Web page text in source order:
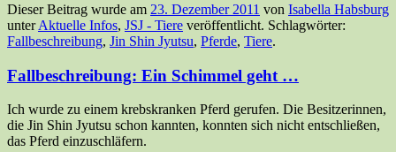
Dieser Beitrag wurde am 23. Dezember 2011 von Isabella Habsburg
unterAktuelle Infos, JSJ - Tiere veröffentlicht. Schlagwörter:
Fallbeschreibung, Jin Shin Jyutsu, Pferde, Tiere.
Fallbeschreibung: Ein Schimmel geht …
Ich wurde zu einem krebskranken Pferd gerufen. Die Besitzerinnen,
die Jin Shin Jyutsu schon kannten, konnten sich nicht entschließen,
das Pferd einzuschläfern.